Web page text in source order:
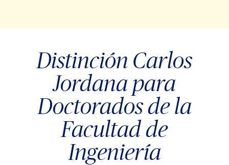
Distinción Carlos
Jordana para
Doctorados de la
Facultad de
Ingeniería